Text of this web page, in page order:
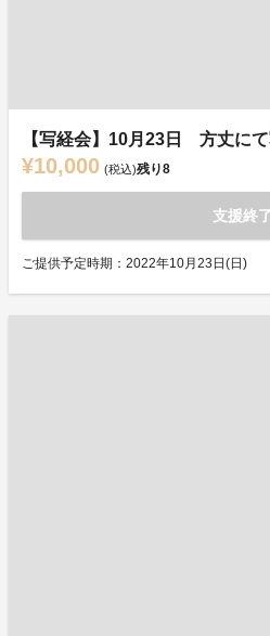
【写経会】10月23日 方丈に
¥10,000 (税込)残り8
支援終了
ご提供予定時期：2022年10月23日(日)